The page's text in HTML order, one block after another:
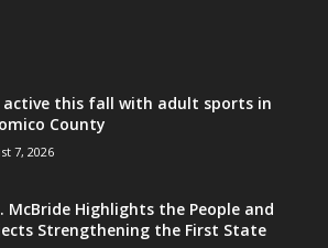
active this fall with adult sports in
County
7, 2026
McBride Highlights the People and
Strengthening the First State